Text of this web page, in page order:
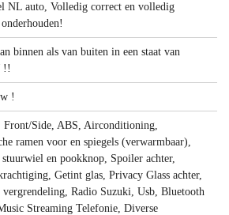
NL auto, Volledig correct en volledig
binnen als van buiten in een staat van
!!
!
Front/Side, ABS, Airconditioning,
ramen voor en spiegels (verwarmbaar),
stuurwiel en pookknop, Spoiler achter,
Getint glas, Privacy Glass achter,
vergrendeling, Radio Suzuki, Usb, Bluetooth
Streaming Telefonie, Diverse